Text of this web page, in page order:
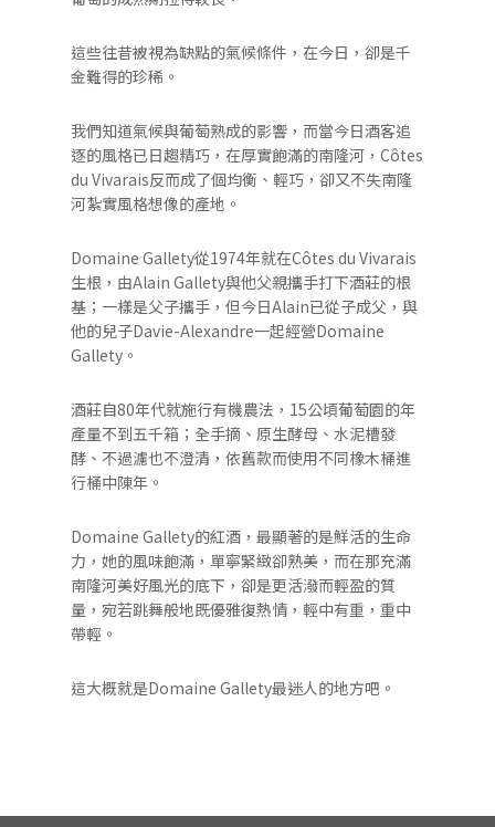
這些往昔被視為缺點的氣候條件，在今日，卻是千
金難得的珍稀。
我們知道氣候與葡萄熟成的影響，而當今日酒客追
逐的風格已日趨精巧，在厚實飽滿的南隆河，Côtes
du Vivarais反而成了個均衡、輕巧，卻又不失南隆
河紮實風格想像的產地。
Domaine Gallety從1974年就在Côtes du Vivarais
生根，由Alain Gallety與他父親攜手打下酒莊的根
基；一樣是父子攜手，但今日Alain已從子成父，與
他的兒子Davie-Alexandre一起經營Domaine
Gallety。
酒莊自80年代就施行有機農法，15公頃葡萄園的年
產量不到五千箱；全手摘、原生酵母、水泥槽發
酵、不過濾也不澄清，依舊款而使用不同橡木桶進
行桶中陳年。
Domaine Gallety的紅酒，最顯著的是鮮活的生命
力，她的風味飽滿，單寧緊緻卻熟美，而在那充滿
南隆河美好風光的底下，卻是更活潑而輕盈的質
量，宛若跳舞般地既優雅復熱情，輕中有重，重中
帶輕。
這大概就是Domaine Gallety最迷人的地方吧。